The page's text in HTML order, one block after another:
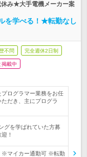
み★大手電機メーカー案
を学べる！★転勤なし
不問 完全週休2日制
掲載中
ログラマー業務をお任
だき、主にプログラ
グを学ばれていた方募
！
※マイカー通勤可 ※転勤